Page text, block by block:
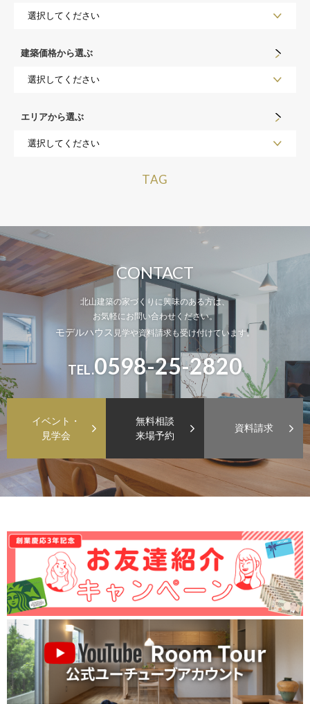
建築価格から選ぶ
エリアから選ぶ
TAG
CONTACT
北山建築の家づくりに興味のある方は、
お気軽にお問い合わせください。
モデルハウス 見学や資料請求も受け付けています。
TEL.0598-25-2820
イベント・
見学会
無料相談
来場予約
資料請求